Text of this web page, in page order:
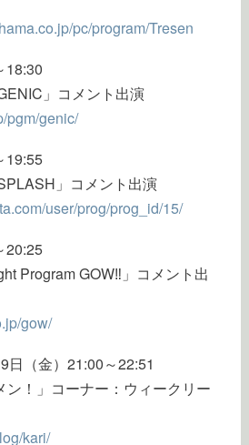
pc/program/Tresen
18:30
」コメント出演
pgm/genic/
19:55
」コメント出演
user/prog/prog_id/15/
20:25
Program GOW‼︎」コメント出
gow/
日（金）21:00～22:51
ン！」コーナー：ウィークリー
kari/